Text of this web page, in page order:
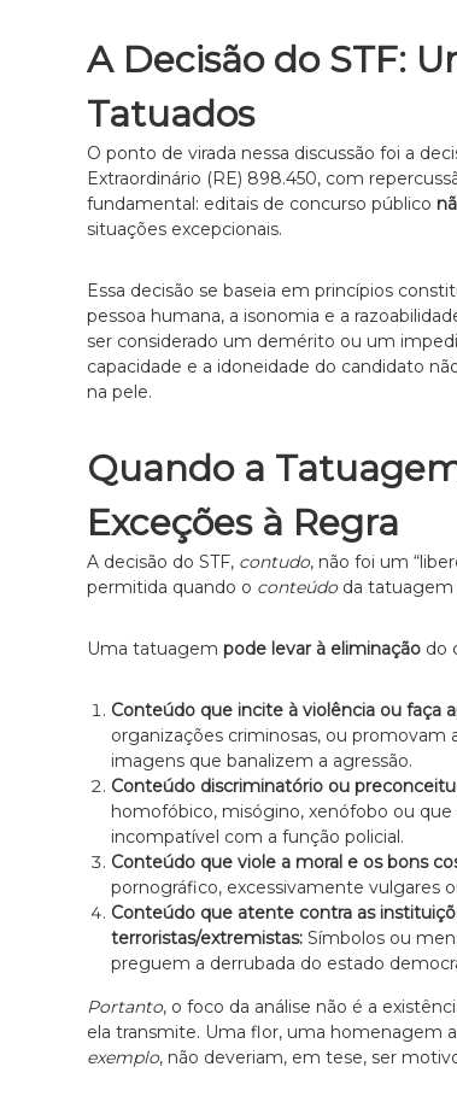
o
r
e
o
d
e
F
l
c
o
a
n
d
m
e
t
o
é
t
c
A Decisão do STF:
Tatuados
O ponto de virada nessa discussão foi a
Extraordinário (RE) 898.450, com
fundamental: editais de concurso público
situações excepcionais.
Essa decisão se baseia em princípios
pessoa humana, a isonomia e a
ser considerado um demérito ou um
capacidade e a idoneidade do candidato
na pele.
Quando a
Exceções à Regra
A decisão do STF, contudo, não foi um
permitida quando o conteúdoda tatuagem
Uma tatuagem pode levar à eliminação do
Conteúdo que incite à violência ou faça
organizações criminosas, ou promovam
imagens que banalizem a agressão.
Conteúdo discriminatório ou
homofóbico, misógino, xenófobo ou
incompatível com a função policial.
Conteúdo que viole a moral e os bons
pornográfico, excessivamente vulgares
Conteúdo que atente contra as
terroristas/extremistas: Símbolos ou
preguem a derrubada do estado
Portanto, o foco da análise não é a
ela transmite. Uma flor, uma homenagem
exemplo, não deveriam, em tese, ser